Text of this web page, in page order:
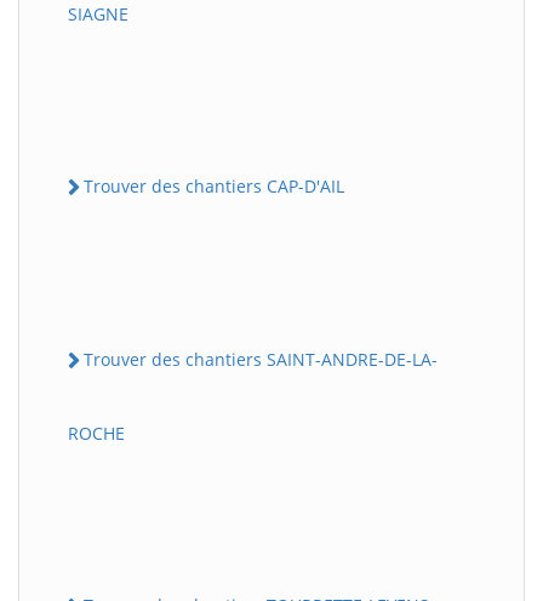
SIAGNE
Trouver des chantiers CAP-D'AIL
Trouver des chantiers SAINT-ANDRE-DE-LA-
ROCHE